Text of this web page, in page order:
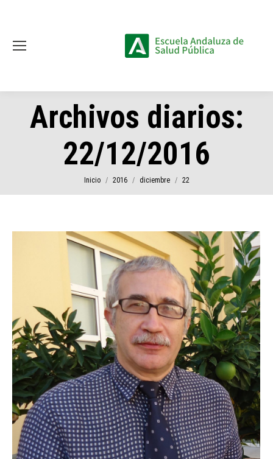
Archivos diarios:
22/12/2016
Estás aquí:
Inicio 2016 diciembre 22